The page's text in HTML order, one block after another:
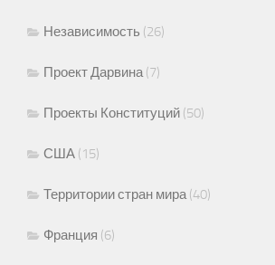
Независимость (26)
Проект Дарвина(7)
Проекты Конституций (50)
США (15)
Территории стран мира(40)
Франция (6)